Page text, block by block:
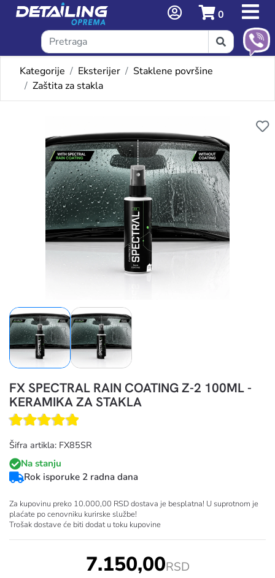
0
Kategorije Eksterijer
Staklene površine
Zaštita za stakla
FX SPECTRAL RAIN COATING Z-2 100ML -
KERAMIKA ZA STAKLA
Šifra artikla: FX85SR
Na stanju
Rok isporuke 2 radna dana
Za kupovinu preko 10.000,00 RSD dostava je besplatna! U suprotnom je
plaćate po cenovniku kurirske službe!
Trošak dostave će biti dodat u toku kupovine
7.150,00RSD
FX SPECTRAL RAIN COATING Z-2 100ML -